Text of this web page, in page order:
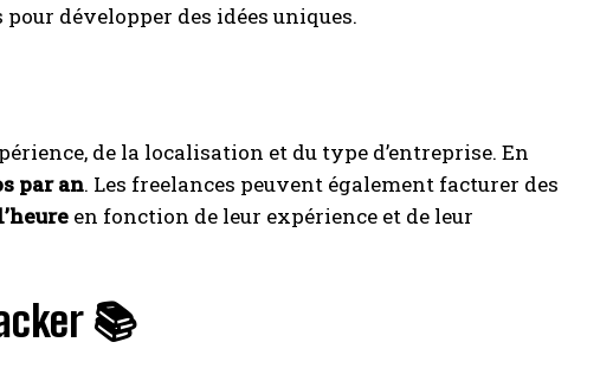
développer des idées uniques.
de la localisation et du type d’entreprise. En
par an. Les freelances peuvent également facturer des
en fonction de leur expérience et de leur
📚